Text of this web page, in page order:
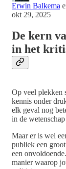
Erwin Balkema
okt 29, 2025
De kern
in het
Op veel plekken
kennis onder
elk geval nog
in de
Maar er is wel
publiek een
een
manier waarop